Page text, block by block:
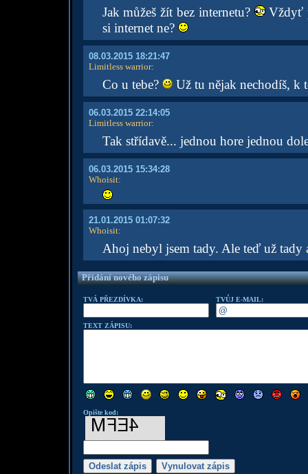
Jak můžeš žít bez internetu?
Vždyť
si internet ne?
08.03.2015 18:21:47
Limitless warrior:
Co u tebe? Už tu nějak nechodíš, k
06.03.2015 22:14:05
Limitless warrior:
Tak střídavě... jednou hore jednou
06.03.2015 15:34:28
Whoisit:
21.01.2015 01:07:32
Whoisit:
Ahoj nebyl jsem tady. Ale teď už tady
Přidání nového zápisu
TVÁ PŘEZDÍVKA: TVŮJ E-MAIL:
TEXT ZÁPISU:
Opište kod: